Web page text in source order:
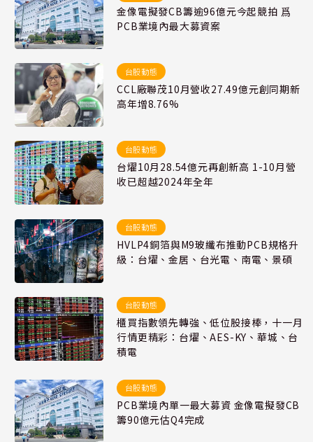
金像電擬發CB籌逾96億元今起競拍 爲
PCB業境內最大募資案
台股動態
CCL廠聯茂10月營收27.49億元創同期新
高年增8.76%
台股動態
台燿10月28.54億元再創新高 1-10月營
收已超越2024年全年
台股動態
HVLP4銅箔與M9玻纖布推動PCB規格升
級：台燿、金居、台光電、南電、景碩
台股動態
櫃買指數領先轉強、低位股接棒，十一月
行情更精彩：台燿、AES-KY、華城、台
積電
台股動態
PCB業境內單一最大募資 金像電擬發CB
籌90億元估Q4完成